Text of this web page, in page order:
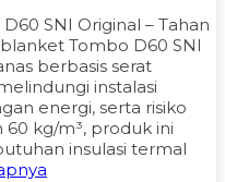
SNI Original – Tahan
Tombo D60 SNI
berbasis serat
instalasi
energi, serta risiko
kg/m³, produk ini
insulasi termal